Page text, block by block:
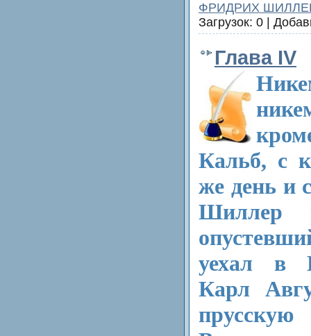
ФРИДРИХ
Загрузок: 0 |
Глава IV
Кальб, с
же день и
Шиллер
уехал в
Карл
прусскую